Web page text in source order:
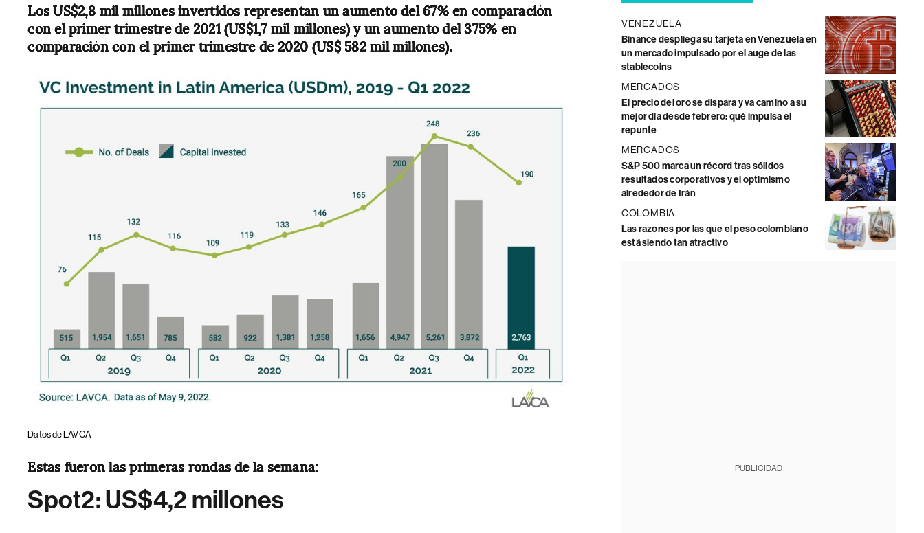
Los US$2,8 mil millones invertidos representan un aumento del 67% en comparación
con el primer trimestre de 2021 (US$1,7 mil millones) y un aumento del 375% en
comparación con el primer trimestre de 2020 (US$ 582 mil millones).
Datos de LAVCA
Estas fueron las primeras rondas de la semana:
Spot2: US$4,2 millones
VENEZUELA
Binance despliega su tarjeta en Venezuela en
un mercado impulsado por el auge de las
stablecoins
MERCADOS
El precio del oro se dispara y va camino a su
mejor día desde febrero: qué impulsa el
repunte
MERCADOS
S&P 500 marca un récord tras sólidos
resultados corporativos y el optimismo
alrededor de Irán
COLOMBIA
Las razones por las que el peso colombiano
está siendo tan atractivo
PUBLICIDAD